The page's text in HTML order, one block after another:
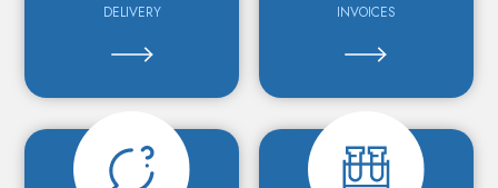
DELIVERY
INVOICES